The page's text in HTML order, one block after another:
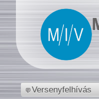
Versenyfelhívás